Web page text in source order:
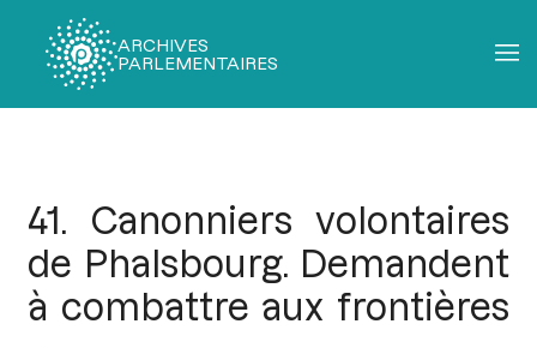
ARCHIVES
PARLEMENTAIRES
41. Canonniers volontaires
de Phalsbourg. Demandent
à combattre aux frontières